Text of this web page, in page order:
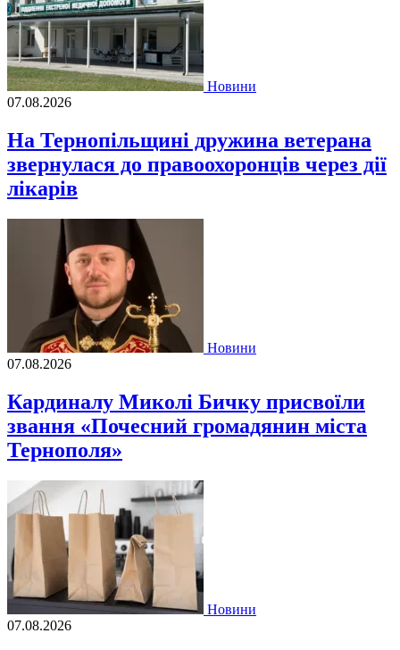
Новини
07.08.2026
На Тернопільщині дружина ветерана
звернулася до правоохоронців через дії
лікарів
Новини
07.08.2026
Кардиналу Миколі Бичку присвоїли
звання «Почесний громадянин міста
Тернополя»
Новини
07.08.2026